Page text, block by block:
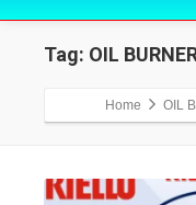
Tag: OIL
Home OIL